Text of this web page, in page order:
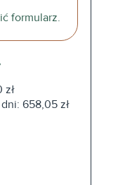
formularz.
zł
658,05 zł